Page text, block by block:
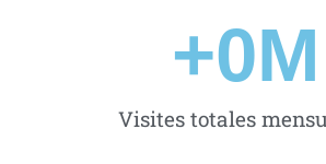
Visites totales
+0M